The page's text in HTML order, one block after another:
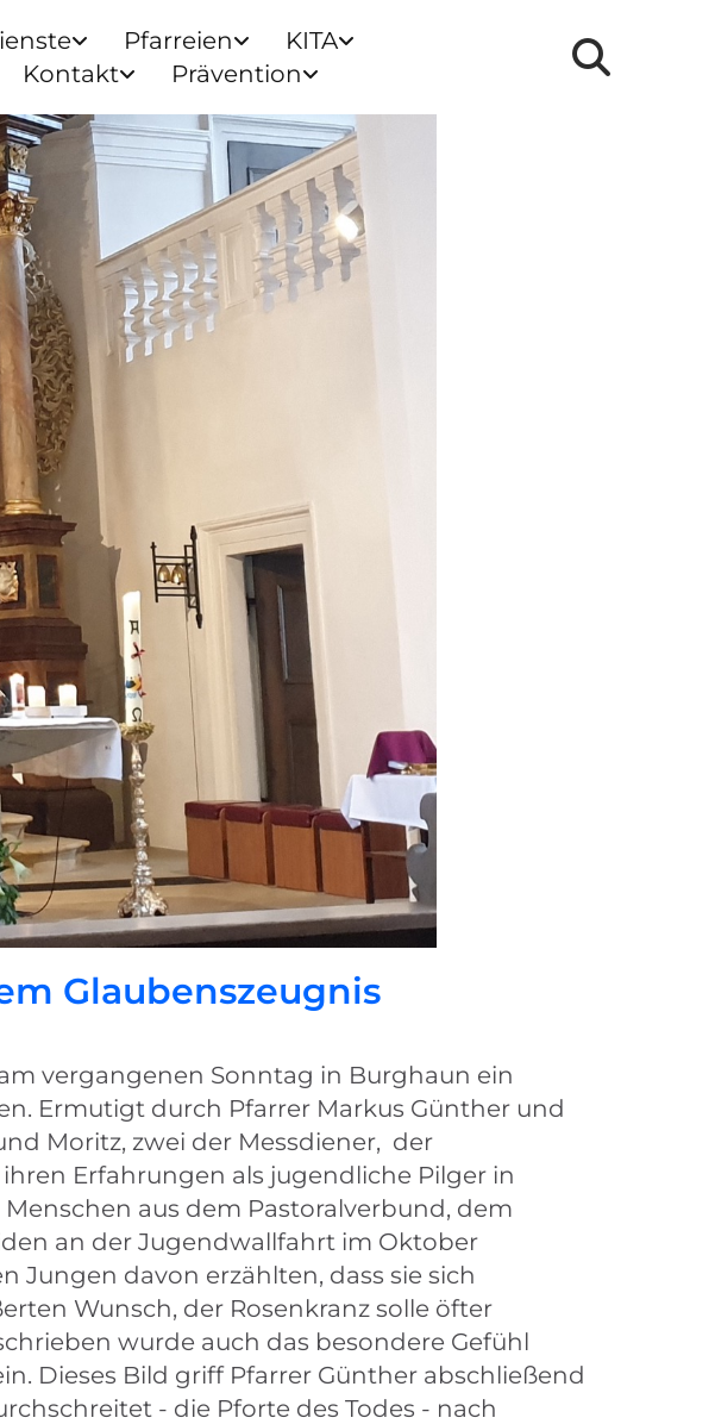
Pfarreien
KITA
Kontakt Prävention
Glaubenszeugnis
vergangenen Sonntag in Burghaun ein
Ermutigt durch Pfarrer Markus Günther und
Moritz, zwei der Messdiener, der
Erfahrungen als jugendliche Pilger in
aus dem Pastoralverbund, dem
an der Jugendwallfahrt im Oktober
Jungen davon erzählten, dass sie sich
Wunsch, der Rosenkranz solle öfter
wurde auch das besondere Gefühl
Dieses Bild griff Pfarrer Günther abschließend
- die Pforte des Todes - nach